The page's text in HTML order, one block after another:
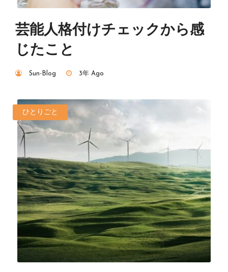
芸能人格付けチェックから感
じたこと
Sun-Blog 3年 Ago
ひとりごと